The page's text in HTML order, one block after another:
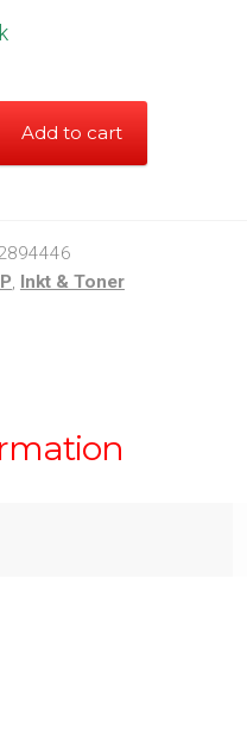
Add to cart
, Inkt & Toner